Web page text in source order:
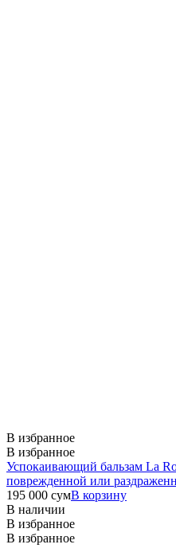
В избранное
В избранное
Успокаивающий бальзам La
поврежденной или
195 000 сумВ корзину
В наличии
В избранное
В избранное